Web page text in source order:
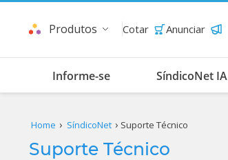
Produtos Cotar Anunciar
Informe-se SíndicoNet IA
Home SíndicoNet Suporte Técnico
Suporte Técnico